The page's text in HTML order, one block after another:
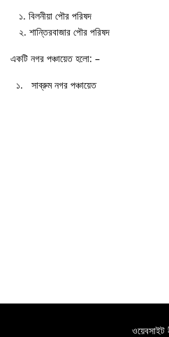
১.বিলনীয়াপৌর পরিষদ
২. শান্তিরবাজার পৌর পরিষদ
একটি নগর পঞ্চায়েত হলো: –
১. সাব্রুম নগর পঞ্চায়েত
ওয়েবসাইট